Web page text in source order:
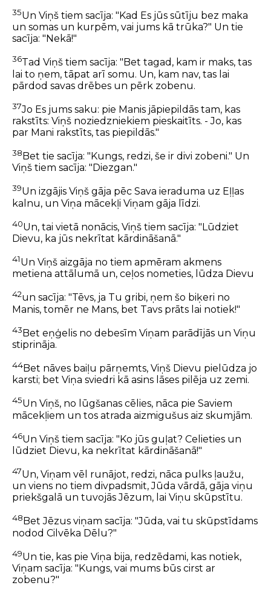
35Un Viņš tiem sacīja: "Kad Es jūs sūtīju bez maka
un somas un kurpēm, vai jums kā trūka?" Un tie
sacīja: "Nekā!"
36Tad Viņš tiem sacīja: "Bet tagad, kam ir maks, tas
lai to ņem, tāpat arī somu. Un, kam nav, tas lai
pārdod savas drēbes un pērk zobenu.
37Jo Es jums saku: pie Manis jāpiepildās tam, kas
rakstīts: Viņš noziedzniekiem pieskaitīts. - Jo, kas
par Mani rakstīts, tas piepildās."
38 Bet tie sacīja: "Kungs, redzi, še ir divi zobeni." Un
Viņš tiem sacīja: "Diezgan."
39Un izgājis Viņš gāja pēc Sava ieraduma uz Eļļas
kalnu, un Viņa mācekļi Viņam gāja līdzi.
40Un, tai vietā nonācis, Viņš tiem sacīja: "Lūdziet
Dievu, ka jūs nekrītat kārdināšanā."
41Un Viņš aizgāja no tiem apmēram akmens
metiena attālumā un, ceļos nometies, lūdza Dievu
42un sacīja: "Tēvs, ja Tu gribi, ņem šo biķeri no
Manis, tomēr ne Mans, bet Tavs prāts lai notiek!"
43Bet eņģelis no debesīm Viņam parādījās un Viņu
stiprināja.
44Bet nāves baiļu pārņemts, Viņš Dievu pielūdza jo
karsti; bet Viņa sviedri kā asins lāses pilēja uz zemi.
45Un Viņš, no lūgšanas cēlies, nāca pie Saviem
mācekļiem un tos atrada aizmigušus aiz skumjām.
46Un Viņš tiem sacīja: "Ko jūs guļat? Celieties un
lūdziet Dievu, ka nekrītat kārdināšanā!"
47Un, Viņam vēl runājot, redzi, nāca pulks ļaužu,
un viens no tiem divpadsmit, Jūda vārdā, gāja viņu
priekšgalā un tuvojās Jēzum, lai Viņu skūpstītu.
48 Bet Jēzus viņam sacīja: "Jūda, vai tu skūpstīdams
nodod Cilvēka Dēlu?"
49Un tie, kas pie Viņa bija, redzēdami, kas notiek,
Viņam sacīja: "Kungs, vai mums būs cirst ar
zobenu?"